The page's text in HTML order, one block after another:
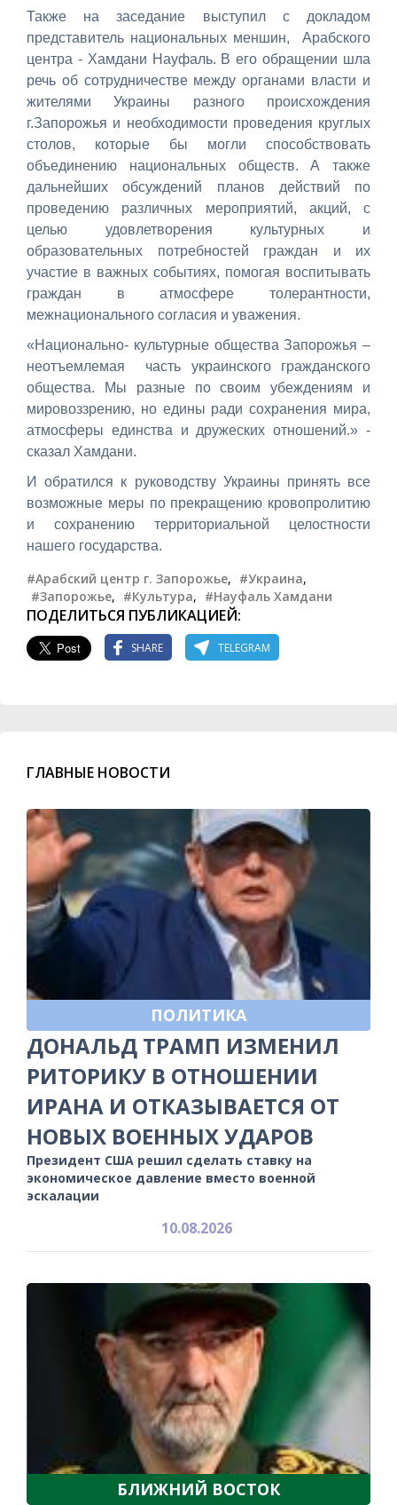
Также на заседание выступил с докладом
представитель национальных меншин, Арабского
центра - Хамдани Науфаль. В его обращении шла
речь об сотрудничестве между органами власти и
жителями Украины разного происхождения
г.Запорожья и необходимости проведения круглых
столов, которые бы могли способствовать
объединению национальных обществ. А также
дальнейших обсуждений планов действий по
проведению различных мероприятий, акций, с
целью удовлетворения культурных и
образовательных потребностей граждан и их
участие в важных событиях, помогая воспитывать
граждан в атмосфере толерантности,
межнационального согласия и уважения.
«Национально- культурные общества Запорожья –
неотъемлемая часть украинского гражданского
общества. Мы разные по своим убеждениям и
мировоззрению, но едины ради сохранения мира,
атмосферы единства и дружеских отношений.» -
сказал Хамдани.
И обратился к руководству Украины принять все
возможные меры по прекращению кровопролитию
и сохранению территориальной целостности
нашего государства.
#Арабский центр г. Запорожье, #Украина,
#Запорожье, #Культура, #Науфаль Хамдани
ПОДЕЛИТЬСЯ ПУБЛИКАЦИЕЙ:
SHARE TELEGRAM
ГЛАВНЫЕ НОВОСТИ
ПОЛИТИКА
ДОНАЛЬД ТРАМП ИЗМЕНИЛ
РИТОРИКУ В ОТНОШЕНИИ
ИРАНА И ОТКАЗЫВАЕТСЯ ОТ
НОВЫХ ВОЕННЫХ УДАРОВ
Президент США решил сделать ставку на
экономическое давление вместо военной
эскалации
10.08.2026
БЛИЖНИЙ ВОСТОК